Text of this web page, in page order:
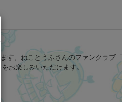
す。 ねことうふさんのファンクラブ「
をお楽しみいただけます。